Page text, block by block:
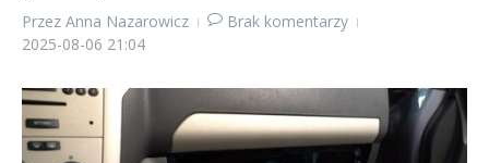
Przez Anna Nazarowicz
Brak komentarzy
2025-08-06 21:04